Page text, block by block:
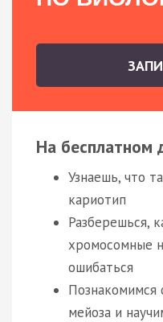
На бесплатном
Узнаешь, что
кариотип
Разберешься,
хромосомные
ошибаться
Познакомимся
мейоза и